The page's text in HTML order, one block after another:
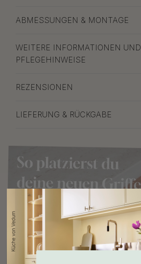
ABMESSUNGEN & MONTAGE
WEITERE INFORMATIONEN UND
PFLEGEHINWEISE
REZENSIONEN
LIEFERUNG & RÜCKGABE